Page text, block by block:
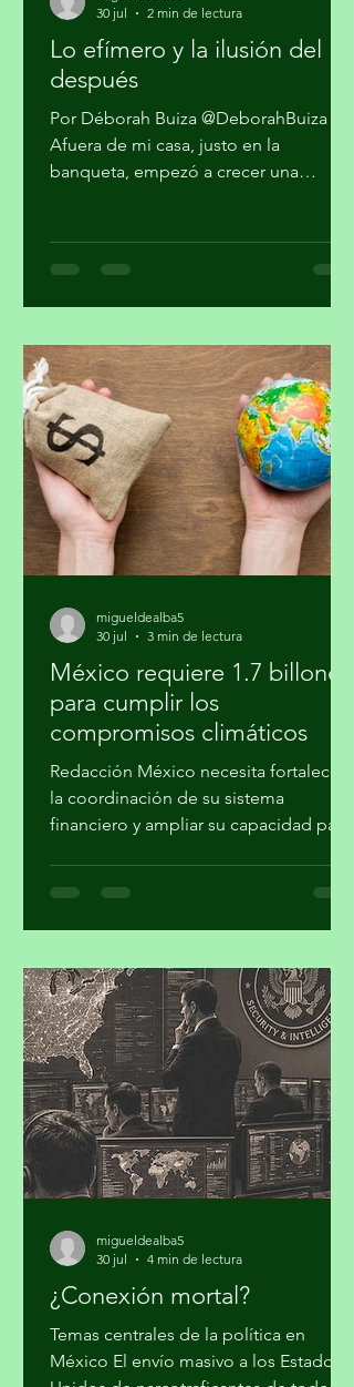
Lo efímero y la ilusión del
después
Por Déborah Buiza @DeborahBuiza
Afuera de mi casa, justo en la
banqueta, empezó a crecer una
flores. Se veía hermosa y grandiosa,
desafiando el pavimento en medio de
días y siguió su crecimiento. Noté que
en la noche cerraba sus pétalos y los
volvía a abrir en el día. Me daba gusto
verla al salir y al regresar. Confieso que
la jardinería
30 jul
2 min de lectura
México requiere 1.7 billones
para cumplir los
compromisos climáticos
Redacción México necesita fortalecer
la coordinación de su sistema
financiero y ampliar su capacidad para
energética, conservación y desarrollo
resiliente, para concretar los
Determinada a Nivel Nacional (NDC
3.0). Iniciativa Climática de México
(ICM) realizó su cuarto taller “Hacia la
Plataforma País de Inversión para el
Desarrollo y la Acción Climática en
México: Contribución
migueldealba5
30 jul
3 min de lectura
¿Conexión mortal?
Temas centrales de la política en
México El envío masivo a los Estados
migueldealba5
30 jul
4 min de lectura